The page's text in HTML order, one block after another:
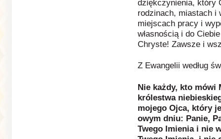
dziękczynienia, który
rodzinach, miastach i
miejscach pracy i
własnością i do
Chryste! Zawsze i
Z Ewangelii według
Nie każdy, kto mówi
królestwa
mojego Ojca, który
owym dniu: Panie,
Twego Imienia i nie